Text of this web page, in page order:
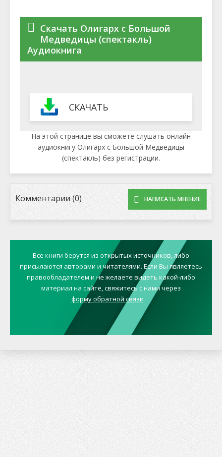
Скачать Олигарх с Большой
Медведицы (спектакль)
Аудиокнига
СКАЧАТЬ
На этой странице вы сможете слушать онлайн
аудиокнигу Олигарх с Большой Медведицы
(спектакль) без регистрации.
Комментарии (0) НАПИСАТЬ МНЕНИЕ
Все книги берутся из открытых источников, либо
присылаются авторами и читателями. Если Вы являетесь
правообладателем и не желаете видеть какой-либо
материал на сайте, свяжитесь с нами через
форму обратной связи